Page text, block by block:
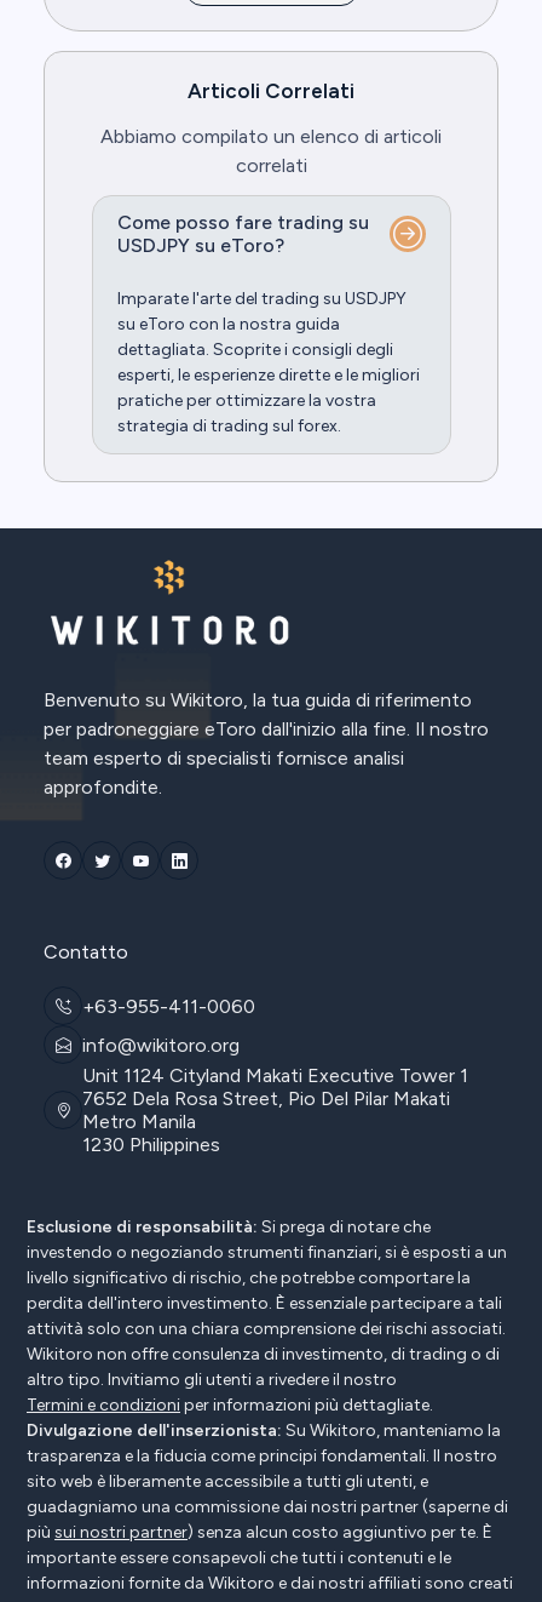
Articoli Correlati
Abbiamo compilato un elenco di articoli
correlati
Come posso fare trading su
USDJPY su eToro?
Imparate l'arte del trading su USDJPY
su eToro con la nostra guida
dettagliata. Scoprite i consigli degli
esperti, le esperienze dirette e le migliori
pratiche per ottimizzare la vostra
strategia di trading sul forex.
Benvenuto su Wikitoro, la tua guida di riferimento
per padroneggiare eToro dall'inizio alla fine. Il nostro
team esperto di specialisti fornisce analisi
approfondite.
Contatto
+63-955-411-0060
info@wikitoro.org
Unit 1124 Cityland Makati Executive Tower 1
7652 Dela Rosa Street, Pio Del Pilar Makati
Metro Manila
1230 Philippines
Esclusione di responsabilità: Si prega di notare che
investendo o negoziando strumenti finanziari, si è esposti a un
livello significativo di rischio, che potrebbe comportare la
perdita dell'intero investimento. È essenziale partecipare a tali
attività solo con una chiara comprensione dei rischi associati.
Wikitoro non offre consulenza di investimento, di trading o di
altro tipo. Invitiamo gli utenti a rivedere il nostro
Termini e condizioniper informazioni più dettagliate.
Divulgazione dell'inserzionista: Su Wikitoro, manteniamo la
trasparenza e la fiducia come principi fondamentali. Il nostro
sito web è liberamente accessibile a tutti gli utenti, e
guadagniamo una commissione dai nostri partner (saperne di
più sui nostri partner) senza alcun costo aggiuntivo per te. È
importante essere consapevoli che tutti i contenuti e le
informazioni fornite da Wikitoro e dai nostri affiliati sono creati